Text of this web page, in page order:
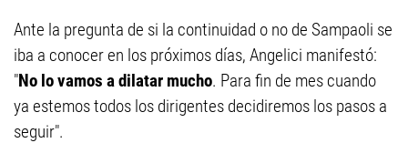
Ante la pregunta de si la continuidad o no de Sampaoli se
iba a conocer en los próximos días, Angelici manifestó:
"No lo vamos a dilatar mucho. Para fin de mes cuando
ya estemos todos los dirigentes decidiremos los pasos a
seguir".